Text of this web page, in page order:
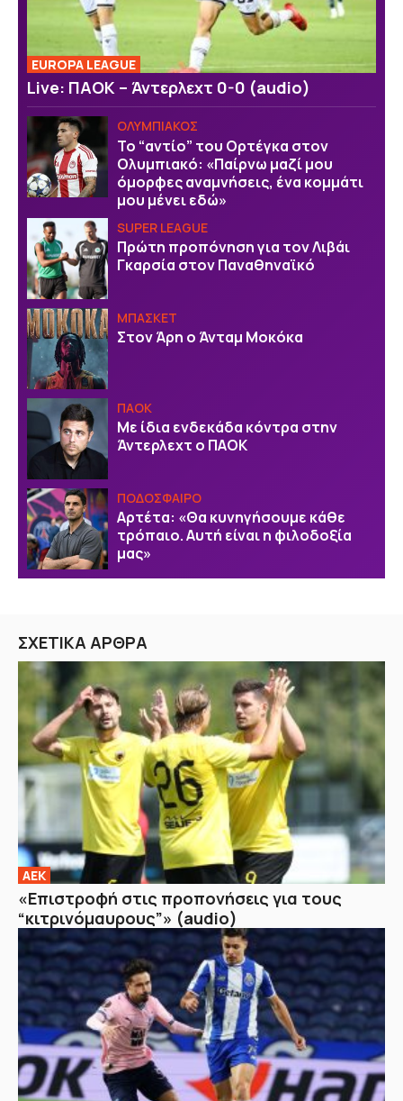
EUROPA LEAGUE
Live: ΠΑΟΚ – Άντερλεχτ 0-0 (audio)
ΟΛΥΜΠΙΑΚΟΣ
Το “αντίο” του Ορτέγκα στον
Ολυμπιακό: «Παίρνω μαζί μου
όμορφες αναμνήσεις, ένα κομμάτι
μου μένει εδώ»
SUPER LEAGUE
Πρώτη προπόνηση για τον Λιβάι
Γκαρσία στον Παναθηναϊκό
ΜΠΑΣΚΕΤ
Στον Άρη ο Άνταμ Μοκόκα
ΠΑΟΚ
Με ίδια ενδεκάδα κόντρα στην
Άντερλεχτ ο ΠΑΟΚ
ΠΟΔΟΣΦΑΙΡΟ
Αρτέτα: «Θα κυνηγήσουμε κάθε
τρόπαιο. Αυτή είναι η φιλοδοξία
μας»
ΣΧΕΤΙΚΑ ΑΡΘΡΑ
ΑΕΚ
«Επιστροφή στις προπονήσεις για τους
“κιτρινόμαυρους”» (audio)